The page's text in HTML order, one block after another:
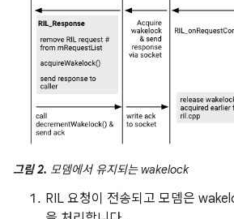
그림 2. 모뎀에서 유지되는 wakelock
RIL 요청이 전송되고 모뎀은